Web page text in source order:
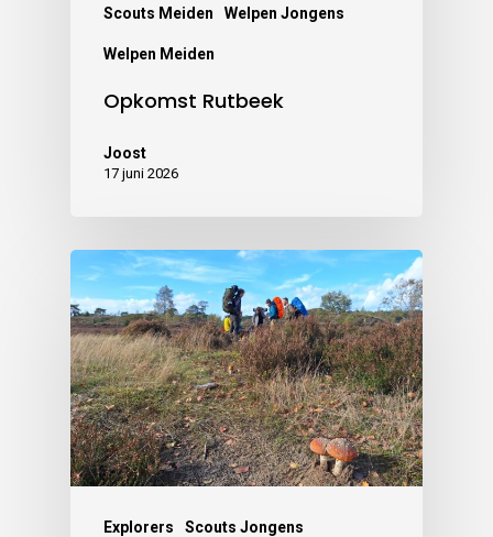
Scouts Meiden Welpen Jongens
Welpen Meiden
Opkomst Rutbeek
Joost
17 juni 2026
Explorers Scouts Jongens